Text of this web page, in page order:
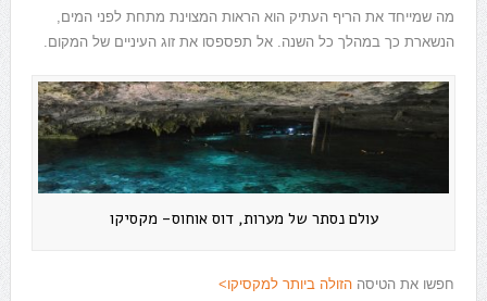
מה שמייחד את הריף העתיק הוא הראות המצוינת מתחת לפני המים,
הנשארת כך במהלך כל השנה. אל תפספסו את זוג העיניים של המקום.
עולם נסתר של מערות, דוס אוחוס- מקסיקו
חפשו את הטיסה הזולה ביותר למקסיקו>